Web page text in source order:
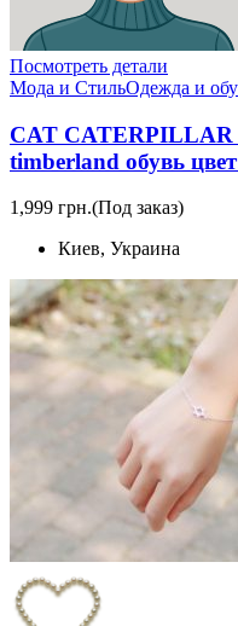
Посмотреть детали
Мода и СтильОдежда и
CAT CATERPILLAR
timberland обувь
1,999 грн.(Под заказ)
Киев, Украина